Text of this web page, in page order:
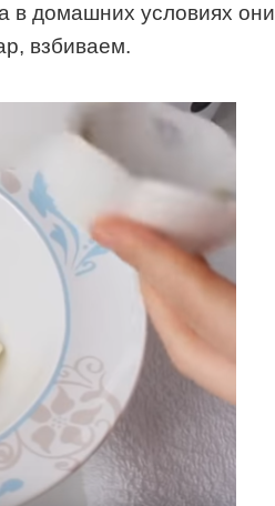
в домашних условиях они
взбиваем.